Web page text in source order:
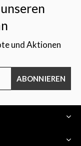
und Aktionen
ABONNIEREN